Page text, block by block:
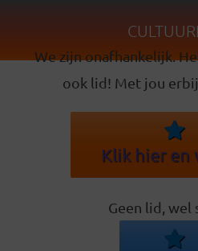
We zijn onafhankelijk.
ook lid! Met jou
Klik hier en
Geen lid, wel